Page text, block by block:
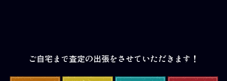
ご自宅まで査定の出張をさせていただきます！